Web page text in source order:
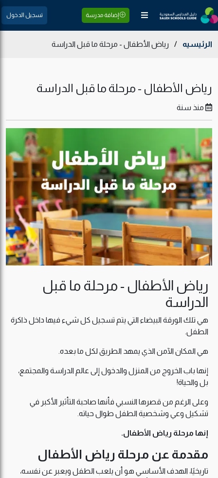
إضافة مدرسة تسجيل الدخول
الرئيسيه / رياض الأطفال - مرحلة ما قبل الدراسة
رياض الأطفال - مرحلة ما قبل الدراسة
منذ سنة
رياض الأطفال - مرحلة ما قبل
الدراسة
هي تلك الورقة البيضاء التي يتم تسجيل كل شيء فيها داخل ذاكرة
الطفل.
هي المكان الآمن الذي يمهد الطريق لكل ما بعده.
إنها باب الخروج من المنزل والدخول إلى عالم الدراسة والمجتمع،
بل والحياة!
وعلى الرغم من قصرها النسبي فأنها صاحبة التأثير الأكبر في
تشكيل وعي وشخصية الطفل طوال حياته.
إنها مرحلة رياض الأطفال.
مقدمة عن مرحلة رياض الأطفال
تاريخيًا، الهدف الأساسي هو أن يلعب الطفل ويعبر عن نفسه،